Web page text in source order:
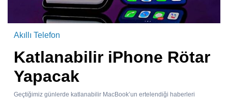
Akıllı Telefon
Katlanabilir iPhone Rötar
Yapacak
Geçtiğimiz günlerde katlanabilir MacBook’un ertelendiği haberleri